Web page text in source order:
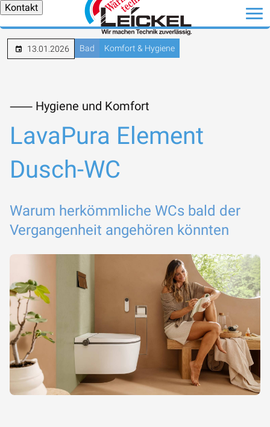
Kontakt
13.01.2026 Bad Komfort & Hygiene
⸺ Hygiene und Komfort
LavaPura Element
Dusch-WC
Warum herkömmliche WCs bald der
Vergangenheit angehören könnten